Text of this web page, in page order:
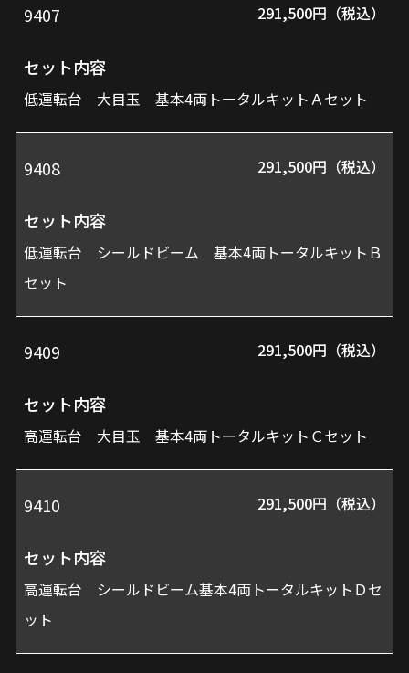
9407 291,500円（税込）
セット内容
低運転台 大目玉 基本4両トータルキットＡセット
9408 291,500円（税込）
セット内容
低運転台 シールドビーム 基本4両トータルキットＢ
セット
9409 291,500円（税込）
セット内容
高運転台 大目玉 基本4両トータルキットＣセット
9410 291,500円（税込）
セット内容
高運転台 シールドビーム基本4両トータルキットＤセ
ット